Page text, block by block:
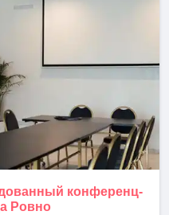
конференц-
Ровно